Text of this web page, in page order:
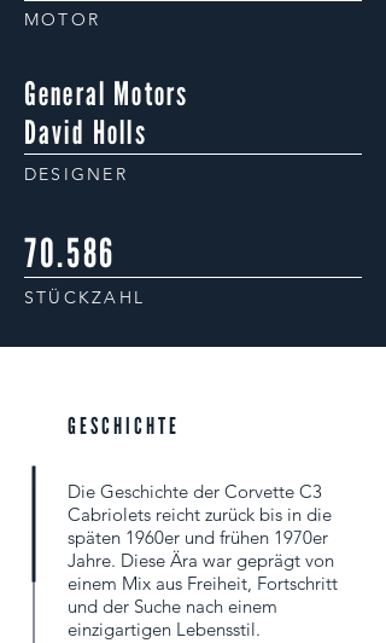
MOTOR
General Motors
David Holls
DESIGNER
70.586
STÜCKZAHL
GESCHICHTE
Die Geschichte der Corvette C3
Cabriolets reicht zurück bis in die
späten 1960er und frühen 1970er
Jahre. Diese Ära war geprägt von
einem Mix aus Freiheit, Fortschritt
und der Suche nach einem
einzigartigen Lebensstil.